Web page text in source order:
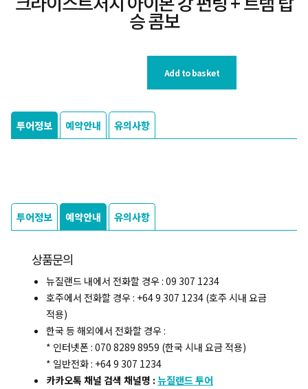
승 콤보
Add to basket
투어정보 예약안내 유의사항
투어정보 예약안내 유의사항
상품문의
뉴질랜드 내에서 전화할 경우 : 09 307 1234
호주에서 전화할 경우 : +64 9 307 1234 (호주 시내 요금
적용)
한국 등 해외에서 전화할 경우 :
* 인터넷폰 : 070 8289 8959 (한국 시내 요금 적용)
* 일반전화 : +64 9 307 1234
카카오톡 채널 검색 채널명 : 뉴질랜드 투어